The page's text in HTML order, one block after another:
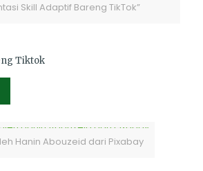
Skill Adaptif Bareng TikTok”
Tiktok
Hanin Abouzeid dari Pixabay